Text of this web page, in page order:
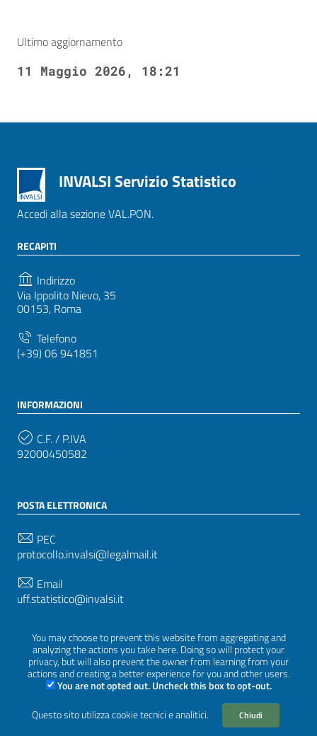
You may choose to prevent this website from aggregating and
analyzing the actions you take here. Doing so will protect your
privacy, but will also prevent the owner from learning from your
actions and creating a better experience for you and other users.
You are not opted out. Uncheck this box to opt-out.
Questo sito utilizza cookie tecnici e analitici.
Chiudi
Ultimo aggiornamento
11 Maggio 2026, 18:21
INVALSI Servizio Statistico
Accedi alla sezione VAL.PON.
RECAPITI
Indirizzo
Via Ippolito Nievo, 35
00153, Roma
Telefono
(+39) 06 941851
INFORMAZIONI
C.F. / P.IVA
92000450582
POSTA ELETTRONICA
PEC
protocollo.invalsi@legalmail.it
Email
uff.statistico@invalsi.it
restituzione.dati@invalsi.it
SEGUICI SU